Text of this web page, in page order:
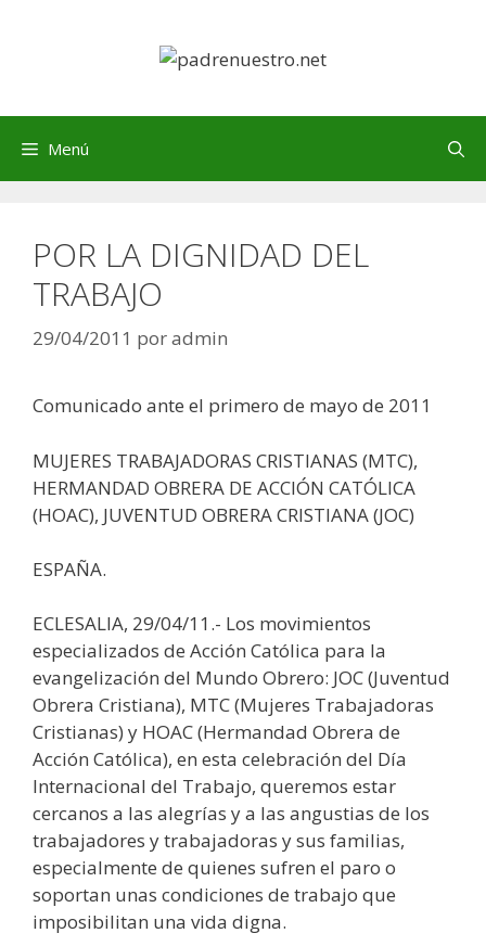
Menú
POR LA DIGNIDAD DEL
TRABAJO
29/04/2011 poradmin
Comunicado ante el primero de mayo de 2011
MUJERES TRABAJADORAS CRISTIANAS (MTC),
HERMANDAD OBRERA DE ACCIÓN CATÓLICA
(HOAC), JUVENTUD OBRERA CRISTIANA (JOC)
ESPAÑA.
ECLESALIA, 29/04/11.- Los movimientos
especializados de Acción Católica para la
evangelización del Mundo Obrero: JOC (Juventud
Obrera Cristiana), MTC (Mujeres Trabajadoras
Cristianas) y HOAC (Hermandad Obrera de
Acción Católica), en esta celebración del Día
Internacional del Trabajo, queremos estar
cercanos a las alegrías y a las angustias de los
trabajadores y trabajadoras y sus familias,
especialmente de quienes sufren el paro o
soportan unas condiciones de trabajo que
imposibilitan una vida digna.